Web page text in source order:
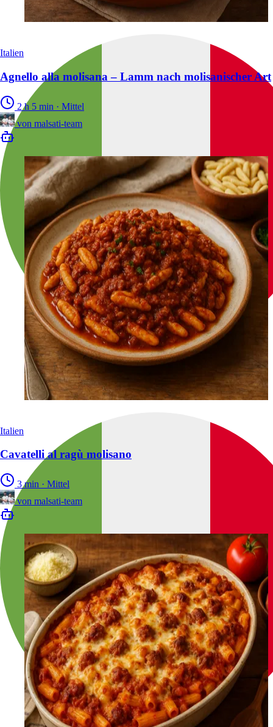
Italien
Agnello alla molisana – Lamm nach molisanischer Art
2 h 5 min · Mittel
von malsati-team
Italien
Cavatelli al ragù molisano
3 min · Mittel
von malsati-team